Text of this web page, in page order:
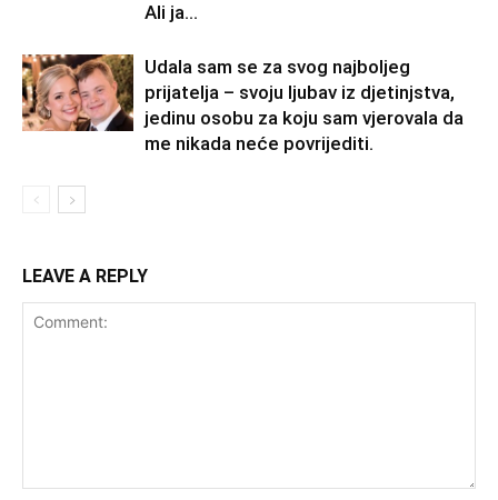
Ali ja...
Udala sam se za svog najboljeg
prijatelja – svoju ljubav iz djetinjstva,
jedinu osobu za koju sam vjerovala da
me nikada neće povrijediti.
LEAVE A REPLY